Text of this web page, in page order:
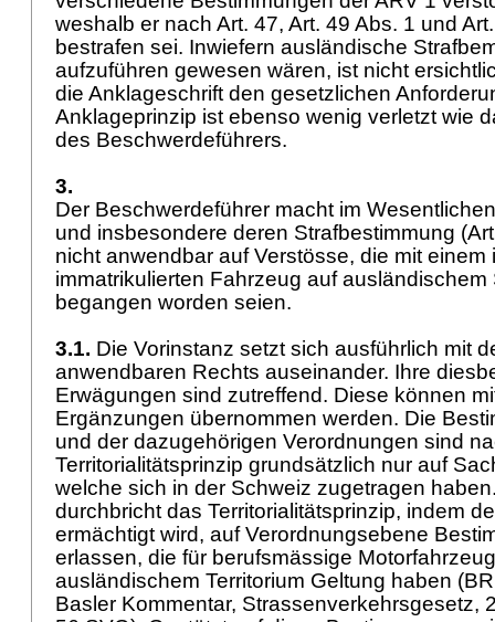
weshalb er nach Art. 47, Art. 49 Abs. 1 und
bestrafen sei. Inwiefern ausländische
aufzuführen gewesen wären, ist nicht
die Anklageschrift den gesetzlichen
Anklageprinzip ist ebenso wenig verletzt wie
des Beschwerdeführers.
3.
Der Beschwerdeführer macht im
und insbesondere deren Strafbestimmung (
nicht anwendbar auf Verstösse, die mit einem
immatrikulierten Fahrzeug auf ausländischem
begangen worden seien.
3.1. Die Vorinstanz setzt sich ausführlich mit
anwendbaren Rechts auseinander. Ihre
Erwägungen sind zutreffend. Diese können
Ergänzungen übernommen werden. Die
und der dazugehörigen Verordnungen sind
Territorialitätsprinzip grundsätzlich nur auf
welche sich in der Schweiz zugetragen
durchbricht das Territorialitätsprinzip, indem
ermächtigt wird, auf Verordnungsebene
erlassen, die für berufsmässige
ausländischem Territorium Geltung haben
Basler Kommentar, Strassenverkehrsgesetz,